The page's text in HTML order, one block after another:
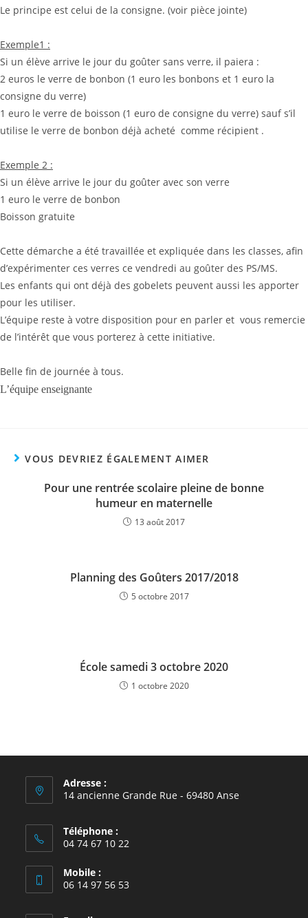
Le principe est celui de la consigne. (voir pièce jointe)
Exemple1 :
Si un élève arrive le jour du goûter sans verre, il paiera :
2 euros le verre de bonbon (1 euro les bonbons et 1 euro la
consigne du verre)
1 euro le verre de boisson (1 euro de consigne du verre) sauf s’il
utilise le verre de bonbon déjà acheté comme récipient .
Exemple 2 :
Si un élève arrive le jour du goûter avec son verre
1 euro le verre de bonbon
Boisson gratuite
Cette démarche a été travaillée et expliquée dans les classes, afin
d’expérimenter ces verres ce vendredi au goûter des PS/MS.
Les enfants qui ont déjà des gobelets peuvent aussi les apporter
pour les utiliser.
L’équipe reste à votre disposition pour en parler et vous remercie
de l’intérêt que vous porterez à cette initiative.
Belle fin de journée à tous.
L’équipe enseignante
VOUS DEVRIEZ ÉGALEMENT AIMER
Pour une rentrée scolaire pleine de bonne
humeur en maternelle
13 août 2017
Planning des Goûters 2017/2018
5 octobre 2017
École samedi 3 octobre 2020
1 octobre 2020
Adresse :
14 ancienne Grande Rue - 69480 Anse
Téléphone :
04 74 67 10 22
Mobile :
06 14 97 56 53